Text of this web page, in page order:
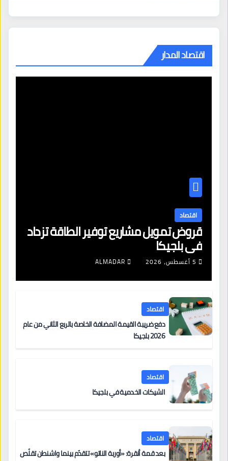
اقتصاد المدار
اقتصاد
قروض تمويل مشاريع توفير الطاقة تزداد
في بلجيكا
5 أغسطس، 2026 ALMADAR
اقتصاد
دفع ضريبة القيمة المضافة الخاصة بالربع الثاني من عام
2026 بلجيكا
اقتصاد
الشيكات الخدمية في بلجيكا
اقتصاد
بعد قمة أنقرة: «أوربة الناتو» تتقدّم بينما واشنطن تقلّص